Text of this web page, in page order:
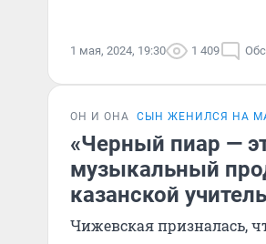
1 мая, 2024, 19:30 1 409
ОН И ОНА СЫН ЖЕНИЛСЯ НА
«Черный пиар —
музыкальный
казанской
Чижевская призналась,